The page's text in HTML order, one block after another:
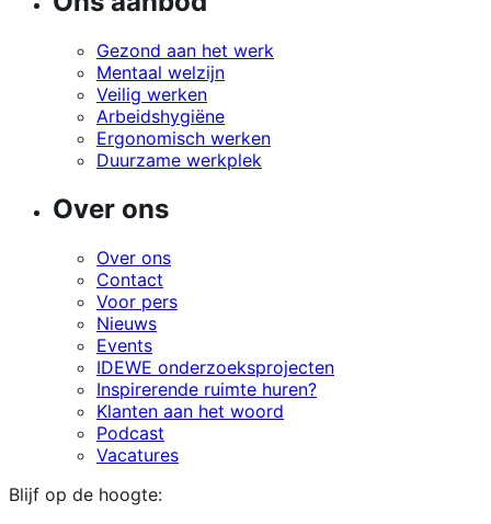
Gezond aan het werk
Mentaal welzijn
Veilig werken
Arbeidshygiëne
Ergonomisch werken
Duurzame werkplek
Over ons
Over ons
Contact
Voor pers
Nieuws
Events
IDEWE onderzoeksprojecten
Inspirerende ruimte huren?
Klanten aan het woord
Podcast
Vacatures
Blijf op de hoogte: